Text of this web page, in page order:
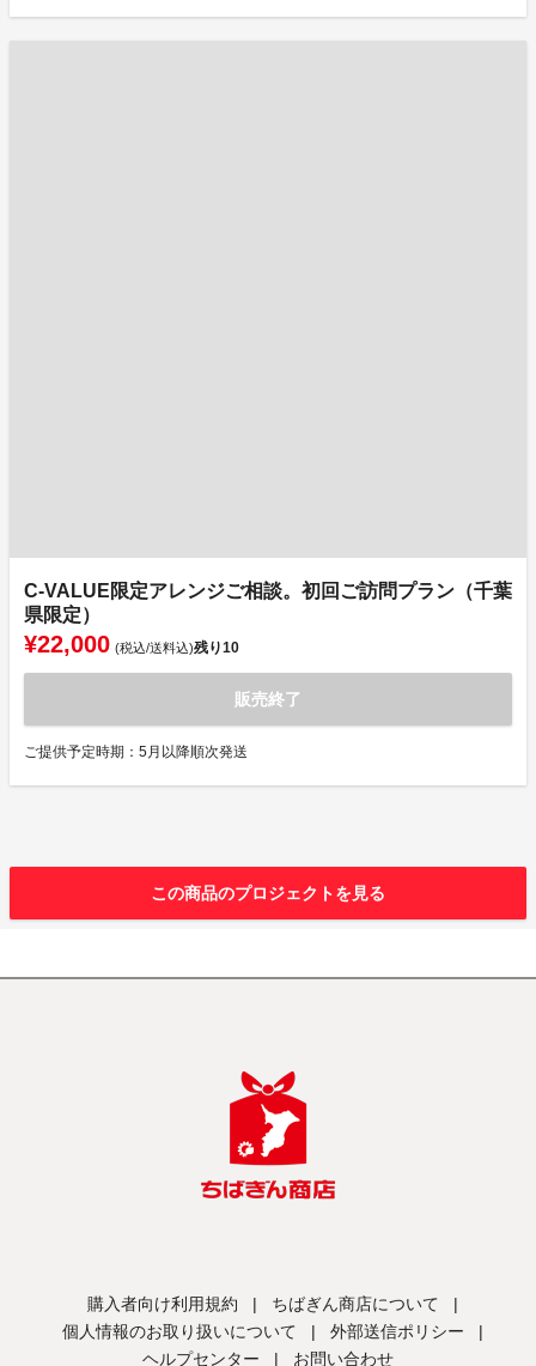
C-VALUE限定アレンジご相談。初回ご訪問プラン（千葉
県限定）
¥22,000 (税込/送料込)残り10
販売終了
ご提供予定時期：5月以降順次発送
この商品のプロジェクトを見る
購入者向け利用規約 | ちばぎん商店について
|
個人情報のお取り扱いについて
| 外部送信ポリシー
|
ヘルプセンター
| お問い合わせ